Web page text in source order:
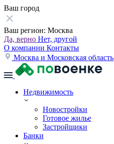
Ваш город
Ваш регион: Москва
Да, верно Нет, другой
О компании Контакты
Москва и Московская область
Недвижимость
Новостройки
Готовое жилье
Застройщики
Банки